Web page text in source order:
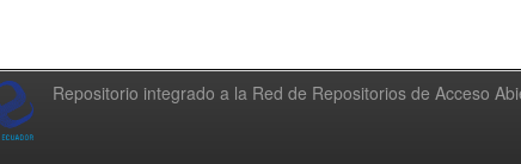
Repositorio integrado a la Red de Repositorios de Acceso